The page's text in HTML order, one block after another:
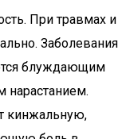
При травмах и
Заболевания
блуждающим
нарастанием.
кинжальную,